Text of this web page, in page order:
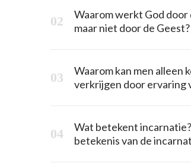
Waarom werkt God door
maar niet door de Geest?
Waarom kan men alleen
verkrijgen door ervaring
Wat betekent
betekenis van de